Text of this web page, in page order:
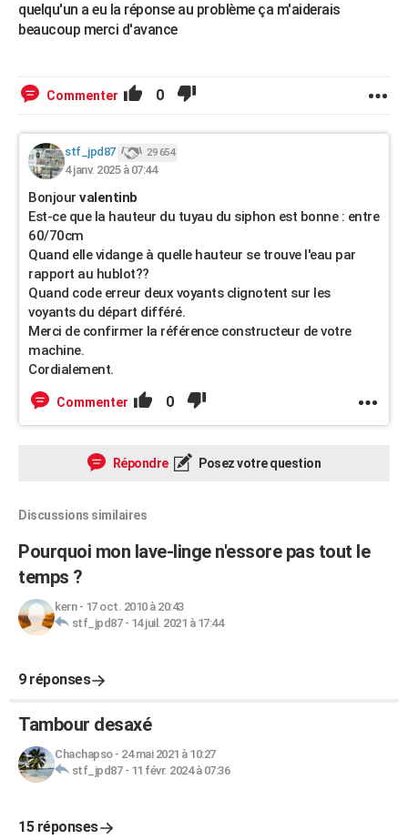
quelqu'un a eu la réponse au problème ça m'aiderais
beaucoup merci d'avance
Commenter 0
stf_jpd87 29 654
4 janv. 2025 à 07:44
Bonjour valentinb
Est-ce que la hauteur du tuyau du siphon est bonne : entre
60/70cm
Quand elle vidange à quelle hauteur se trouve l'eau par
rapport au hublot??
Quand code erreur deux voyants clignotent sur les
voyants du départ différé.
Merci de confirmer la référence constructeur de votre
machine.
Cordialement.
Commenter 0
Répondre Posez votre question
Discussions similaires
Pourquoi mon lave-linge n'essore pas tout le
temps ?
kern- 17 oct. 2010 à 20:43
stf_jpd87- 14 juil. 2021 à 17:44
9 réponses
Tambour desaxé
Chachapso- 24 mai 2021 à 10:27
stf_jpd87- 11 févr. 2024 à 07:36
15 réponses